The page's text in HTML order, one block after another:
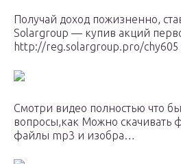
Получай доход пожизненно,
Solargroup — купив акций
http://reg.solargroup.pro/
Смотри видео полностью что
вопросы,как Можно скачивать
файлы mp3 и изобра…